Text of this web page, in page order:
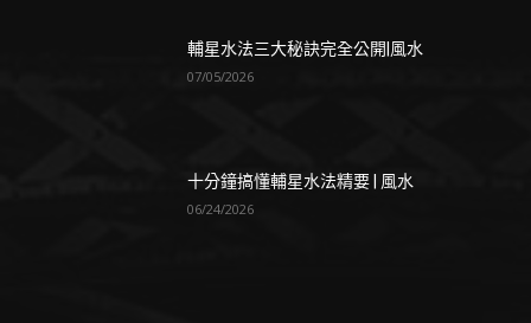
輔星水法三大秘訣完全公開|風水
07/05/2026
十分鐘搞懂輔星水法精要 | 風水
06/24/2026